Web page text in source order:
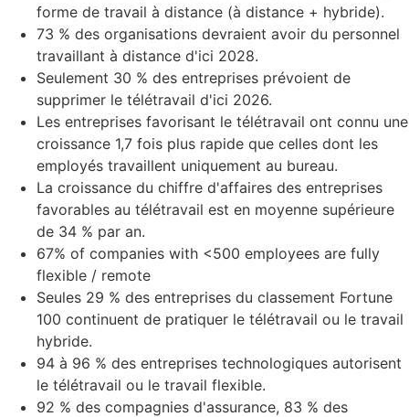
forme de travail à distance (à distance + hybride).
73 % des organisations devraient avoir du personnel
travaillant à distance d'ici 2028.
Seulement 30 % des entreprises prévoient de
supprimer le télétravail d'ici 2026.
Les entreprises favorisant le télétravail ont connu une
croissance 1,7 fois plus rapide que celles dont les
employés travaillent uniquement au bureau.
La croissance du chiffre d'affaires des entreprises
favorables au télétravail est en moyenne supérieure
de 34 % par an.
67% of companies with <500 employees are fully
flexible / remote
Seules 29 % des entreprises du classement Fortune
100 continuent de pratiquer le télétravail ou le travail
hybride.
94 à 96 % des entreprises technologiques autorisent
le télétravail ou le travail flexible.
92 % des compagnies d'assurance, 83 % des